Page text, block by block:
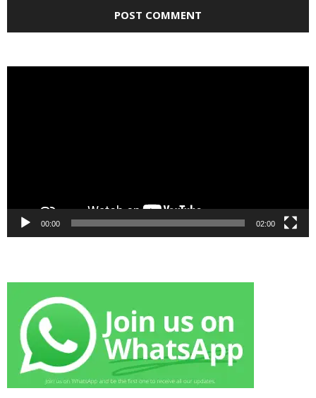
00:00 02:00